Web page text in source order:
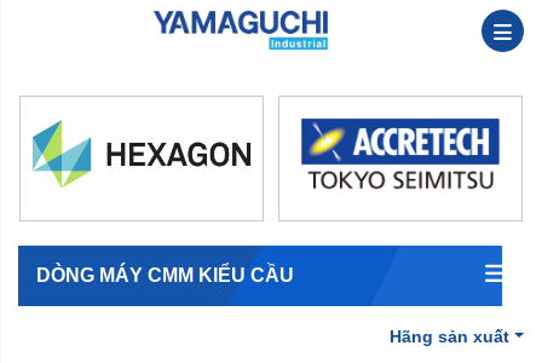
DÒNG MÁY CMM KIỂU CẦU
Hãng sản xuất